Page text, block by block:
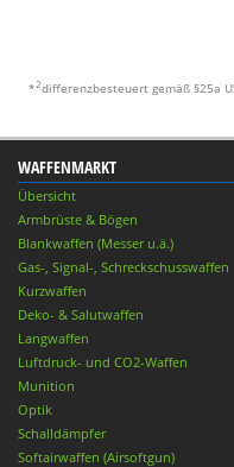
*2differenzbesteuert gemäß §25a
WAFFENMARKT
Übersicht
Armbrüste & Bögen
Blankwaffen (Messer u.ä.)
Gas-, Signal-, Schreckschusswaffen
Kurzwaffen
Deko- & Salutwaffen
Langwaffen
Luftdruck- und CO2-Waffen
Munition
Optik
Schalldämpfer
Softairwaffen (Airsoftgun)